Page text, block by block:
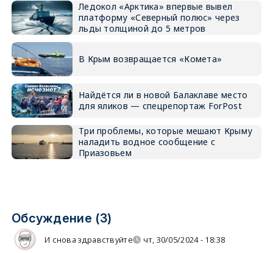
Ледокол «Арктика» впервые вывел
платформу «Северный полюс» через
льды толщиной до 5 метров
В Крым возвращается «Комета»
Найдётся ли в новой Балаклаве место
для яликов — спецрепортаж ForPost
Три проблемы, которые мешают Крыму
наладить водное сообщение с
Приазовьем
Обсуждение (3)
И снова здравствуйте чт, 30/05/2024 - 18:38